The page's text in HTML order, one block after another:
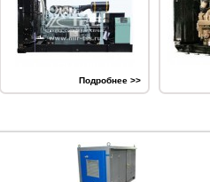
Подробнее >>